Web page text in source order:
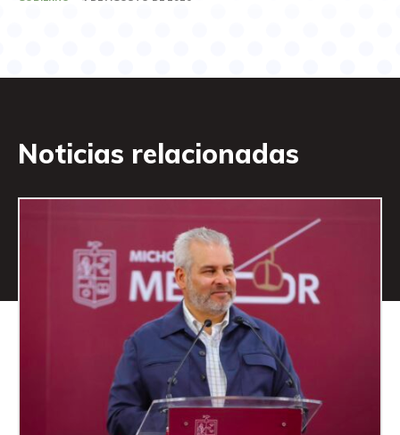
Noticias relacionadas